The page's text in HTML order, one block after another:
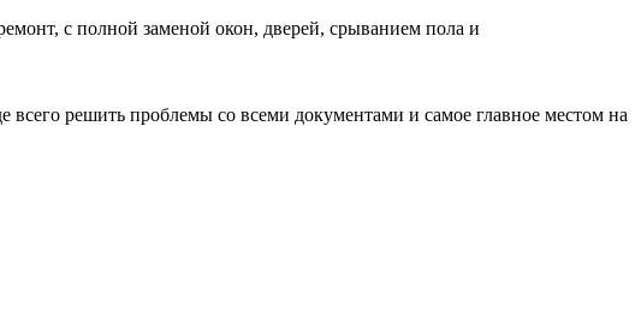
с полной заменой окон, дверей, срыванием пола и
решить проблемы со всеми документами и самое главное местом на